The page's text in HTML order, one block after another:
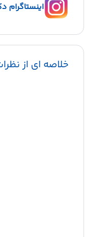
اینستاگرام دکتر
خلاصه ای از نظرات